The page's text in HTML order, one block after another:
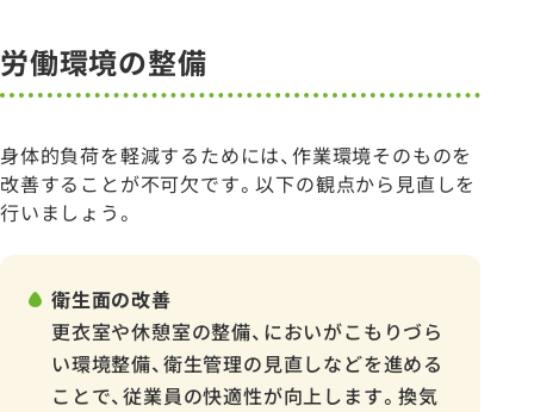
労働環境の整備
身体的負荷を軽減するためには、作業環境そのものを
改善することが不可欠です。以下の観点から見直しを
行いましょう。
衛生面の改善
更衣室や休憩室の整備、においがこもりづら
い環境整備、衛生管理の見直しなどを進める
ことで、従業員の快適性が向上します。換気